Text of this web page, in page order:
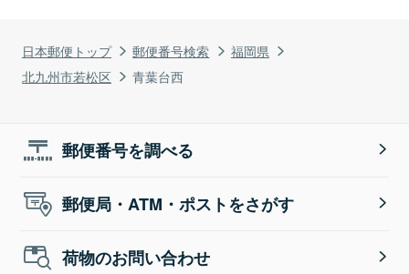
日本郵便トップ 郵便番号検索
福岡県
北九州市若松区
青葉台西
郵便番号を調べる
郵便局・ATM・ポストをさがす
荷物のお問い合わせ